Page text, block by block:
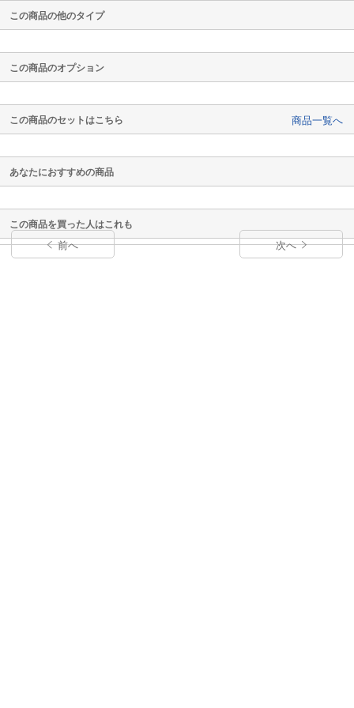
この商品の他のタイプ
この商品のオプション
この商品のセットはこちら 商品一覧へ
あなたにおすすめの商品
この商品を買った人はこれも